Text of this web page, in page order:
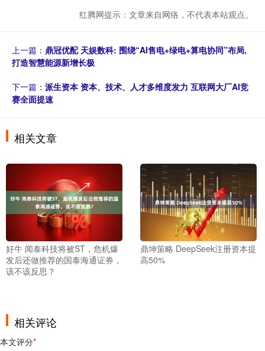
红腾网提示：文章来自网络，不代表本站观点。
上一篇： 鼎冠优配 天娱数科: 围绕“AI售电+绿电+算电协同”布局,
打造智慧能源新增长极
下一篇： 派生资本 资本、技术、人才多维度发力 互联网大厂AI竞
赛全面提速
相关文章
好牛 闻泰科技将被ST，危机爆
发后还做推荐的国泰海通证券，
该不该反思？
鼎坤策略 DeepSeek注册资本提
高50%
相关评论
本文评分*